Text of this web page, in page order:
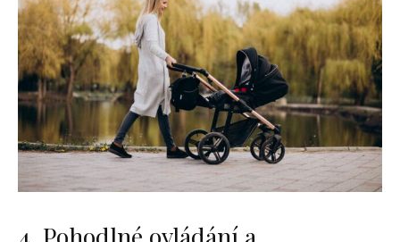
4. Pohodlné ovládání a